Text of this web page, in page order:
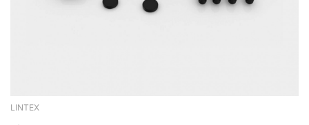
LINTEX